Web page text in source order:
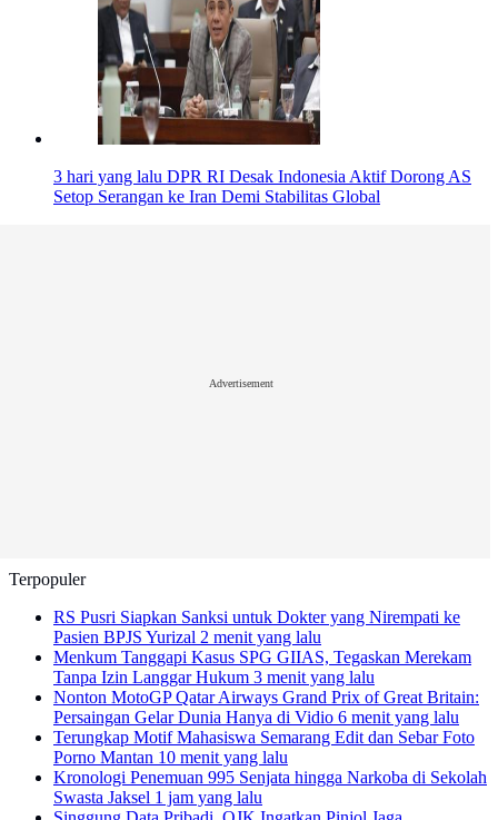
3 hari yang lalu DPR RI Desak Indonesia Aktif Dorong AS
Setop Serangan ke Iran Demi Stabilitas Global
Advertisement
Terpopuler
RS Pusri Siapkan Sanksi untuk Dokter yang Nirempati ke
Pasien BPJS Yurizal 2 menit yang lalu
Menkum Tanggapi Kasus SPG GIIAS, Tegaskan Merekam
Tanpa Izin Langgar Hukum 3 menit yang lalu
Nonton MotoGP Qatar Airways Grand Prix of Great Britain:
Persaingan Gelar Dunia Hanya di Vidio 6 menit yang lalu
Terungkap Motif Mahasiswa Semarang Edit dan Sebar Foto
Porno Mantan 10 menit yang lalu
Kronologi Penemuan 995 Senjata hingga Narkoba di Sekolah
Swasta Jaksel 1 jam yang lalu